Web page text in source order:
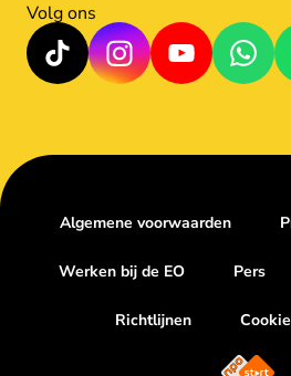
Volg ons
Algemene voorwaarden
Werken bij de EO Pers
Richtlijnen